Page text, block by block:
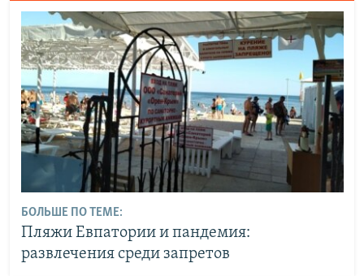
БОЛЬШЕ ПО ТЕМЕ:
Пляжи Евпатории и пандемия:
развлечения среди запретов